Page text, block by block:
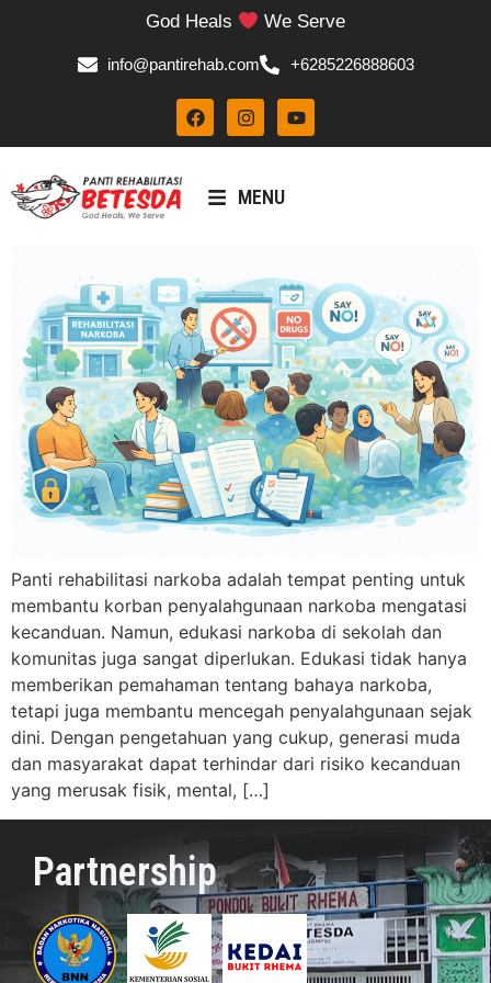
God Heals We Serve
info@pantirehab.com +6285226888603
MENU
Panti rehabilitasi narkoba adalah tempat penting untuk
membantu korban penyalahgunaan narkoba mengatasi
kecanduan. Namun, edukasi narkoba di sekolah dan
komunitas juga sangat diperlukan. Edukasi tidak hanya
memberikan pemahaman tentang bahaya narkoba,
tetapi juga membantu mencegah penyalahgunaan sejak
dini. Dengan pengetahuan yang cukup, generasi muda
dan masyarakat dapat terhindar dari risiko kecanduan
yang merusak fisik, mental, […]
Partnership